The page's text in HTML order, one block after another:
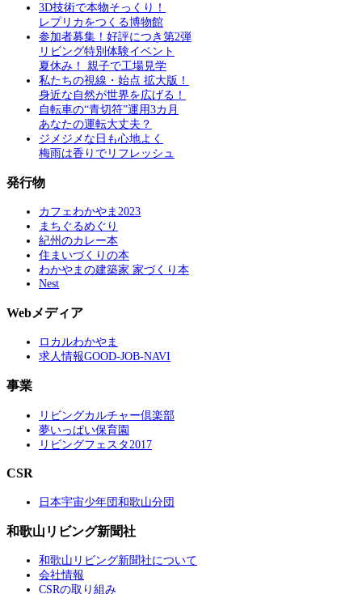
3D技術で本物そっくり！
レプリカをつくる博物館
参加者募集！好評につき第2弾
リビング特別体験イベント
夏休み！ 親子で工場見学
私たちの視線・始点 拡大版！
身近な自然が世界を広げる！
自転車の“青切符”運用3カ月
あなたの運転大丈夫？
ジメジメな日も心地よく
梅雨は香りでリフレッシュ
発行物
カフェわかやま2023
まちぐるめぐり
紀州のカレー本
住まいづくりの本
わかやまの建築家 家づくり本
Nest
Webメディア
ロカルわかやま
求人情報GOOD-JOB-NAVI
事業
リビングカルチャー倶楽部
夢いっぱい保育園
リビングフェスタ2017
CSR
日本宇宙少年団和歌山分団
和歌山リビング新聞社
和歌山リビング新聞社について
会社情報
CSRの取り組み